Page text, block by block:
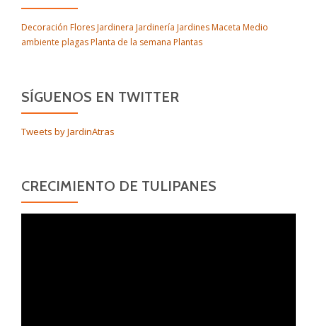
Decoración FloresJardinera Jardinería JardinesMaceta Medio
ambiente plagasPlanta de la semana Plantas
SÍGUENOS EN TWITTER
Tweets by JardinAtras
CRECIMIENTO DE TULIPANES